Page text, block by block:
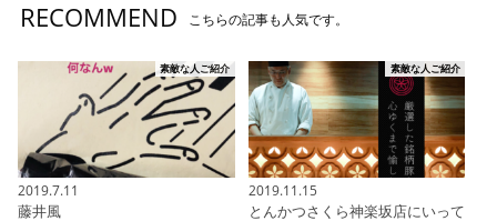
RECOMMEND こちらの記事も人気です。
素敵な人ご紹介
2019.7.11
藤井風
素敵な人ご紹介
2019.11.15
とんかつさくら神楽坂店にいって